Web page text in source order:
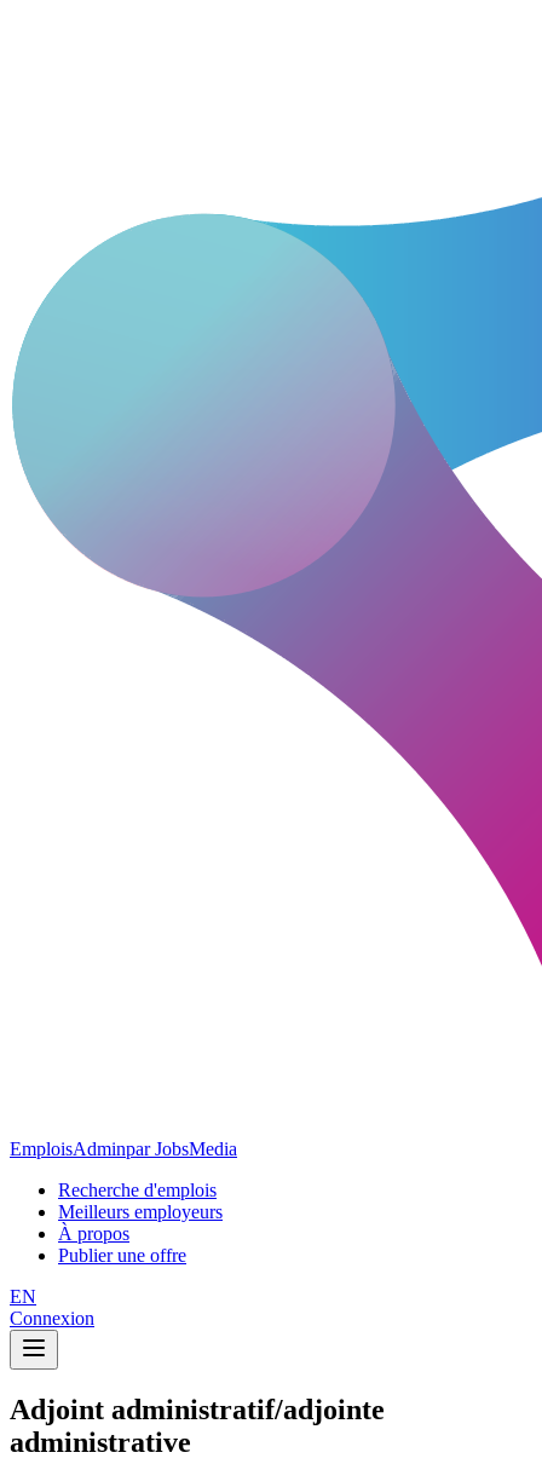
EmploisAdminpar JobsMedia
Recherche d'emplois
Meilleurs employeurs
À propos
Publier une offre
EN
Connexion
Adjoint administratif/adjointe
administrative